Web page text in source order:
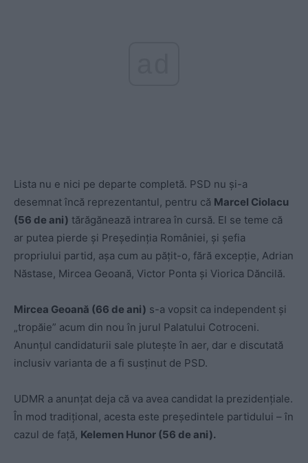
Lista nu e nici pe departe completă. PSD nu și-a
desemnat încă reprezentantul, pentru că Marcel Ciolacu
(56 de ani) tărăgănează intrarea în cursă. El se teme că
ar putea pierde și Președinția României, și șefia
propriului partid, așa cum au pățit-o, fără excepție, Adrian
Năstase, Mircea Geoană, Victor Ponta și Viorica Dăncilă.
Mircea Geoană (66 de ani) s-a vopsit ca independent și
„tropăie” acum din nou în jurul Palatului Cotroceni.
Anunțul candidaturii sale plutește în aer, dar e discutată
inclusiv varianta de a fi susținut de PSD.
UDMR a anunțat deja că va avea candidat la prezidențiale.
În mod tradițional, acesta este președintele partidului – în
cazul de față, Kelemen Hunor (56 de ani).